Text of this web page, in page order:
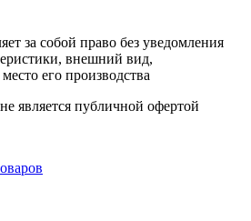
за собой право без уведомления
внешний вид,
его производства
является публичной офертой